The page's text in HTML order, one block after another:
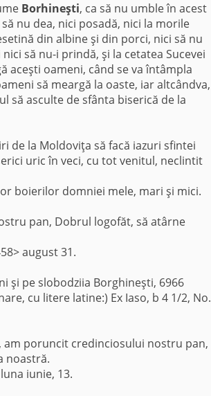
Borhineşti, ca să nu umble în acest
nu dea, nici posadă, nici la morile
din albine şi din porci, nici să nu
să nu-i prindă, şi la cetatea Sucevei
aceşti oameni, când se va întâmpla
să meargă la oaste, iar altcândva,
să asculte de sfânta biserică de la
de la Moldo­viţa să facă iazuri sfintei
uric în veci, cu tot venitul, neclintit
boierilor domniei mele, mari şi mici.
pan, Dobrul logofăt, să atârne
august 31.
şi pe slobodziia Borghineşti, 6966
cu litere latine:) Ex Iaso, b 4 1/2, No.
poruncit credinciosului nostru pan,
noastră.
iunie, 13.